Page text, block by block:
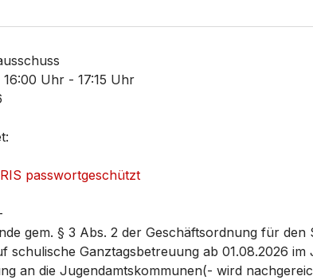
Uhr - 17:15 Uhr
passwortgeschützt
gem. § 3 Abs. 2 der Geschäftsordnung für
schulische Ganztagsbetreuung ab 01.08.2026
an die Jugendamtskommunen(- wird